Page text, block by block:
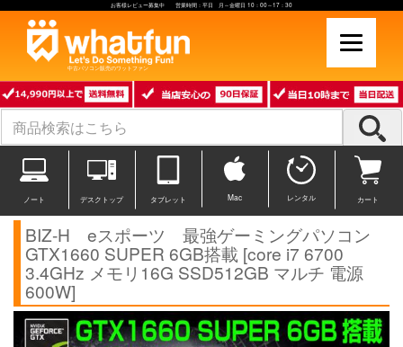
お客様レビュー募集中 営業時間：平日 月～金曜日 10：00～17：30
中古パソコン販売のワットファン
ノート デスクトップ タブレット Mac レンタル カート
BIZ-H eスポーツ 最強ゲーミングパソコン
GTX1660 SUPER 6GB搭載 [core i7 6700
3.4GHz メモリ16G SSD512GB マルチ 電源
600W]